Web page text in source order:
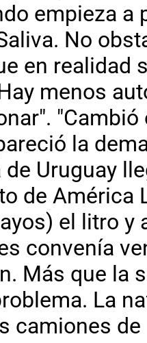
empieza a
No
en realidad
menos
"Cambió
la
Uruguay
de América
el litro y
convenía
Más que la
La
camiones de